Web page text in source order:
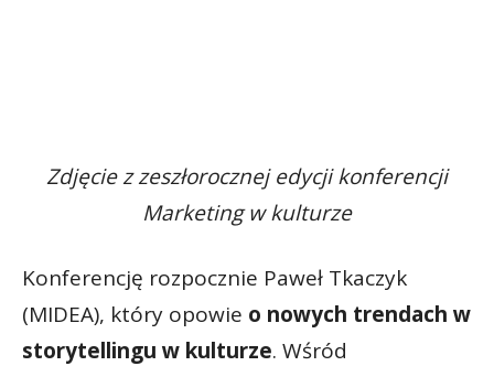
Zdjęcie z zeszłorocznej edycji konferencji
Marketing w kulturze
Konferencję rozpocznie Paweł Tkaczyk
(MIDEA), który opowie o nowych trendach w
storytellingu w kulturze. Wśród